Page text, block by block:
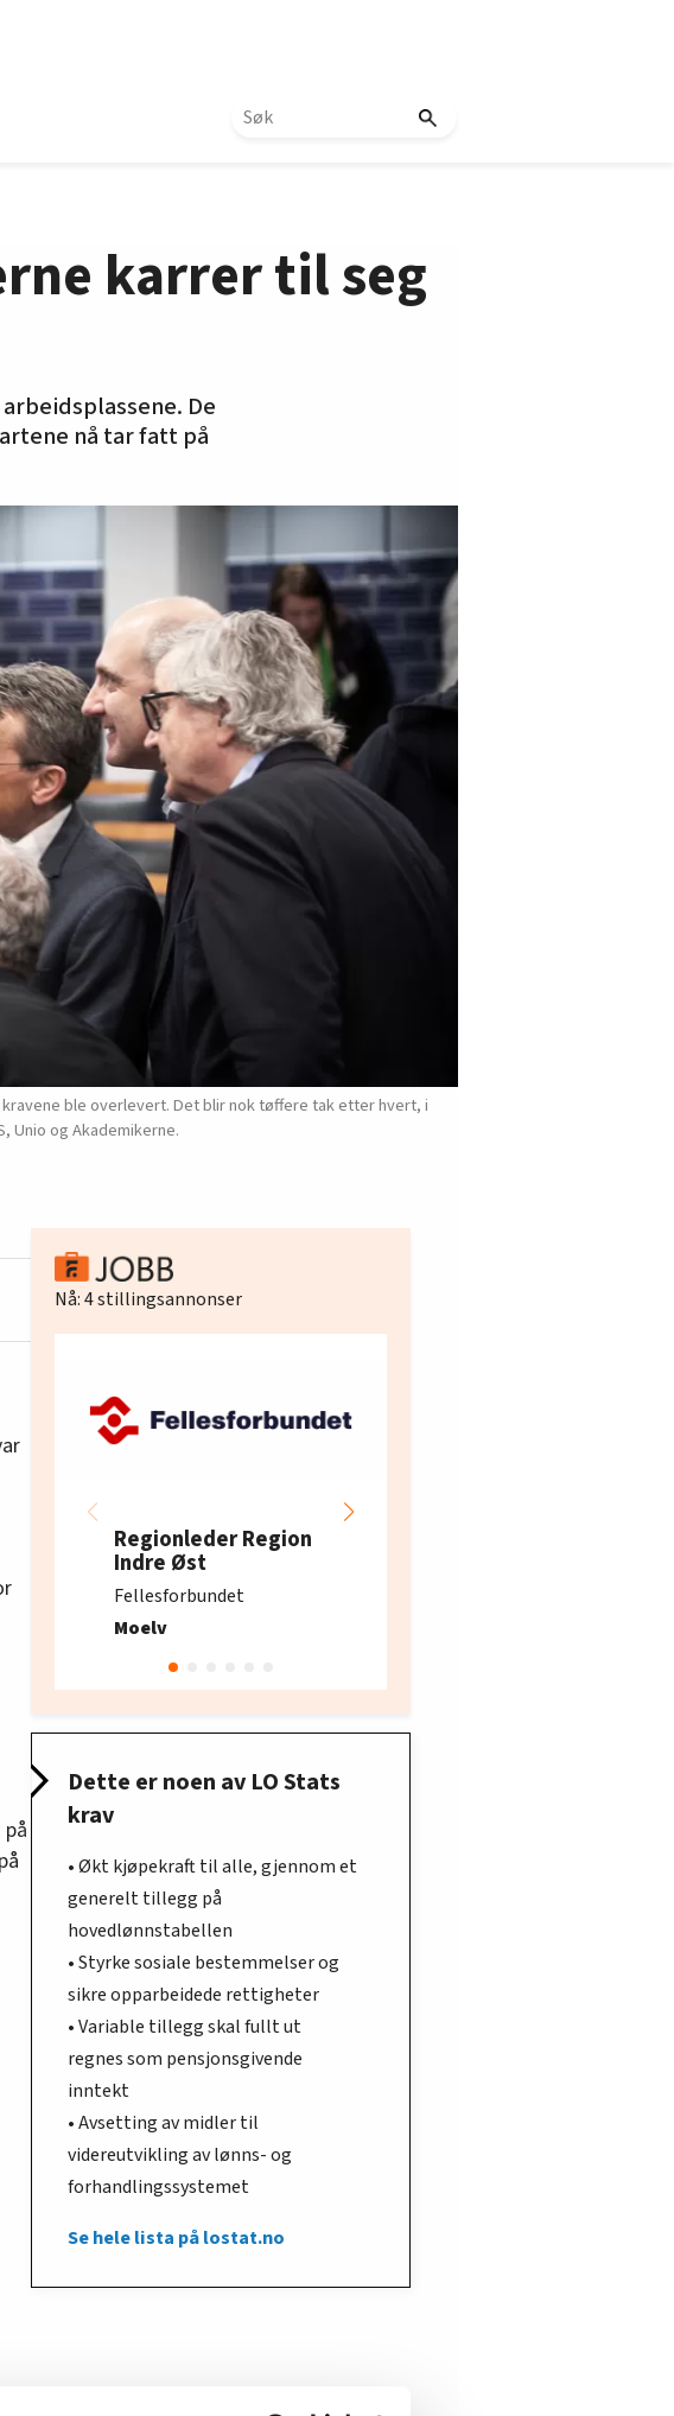
karrer til seg
De
nå tar fatt på
kravene ble overlevert. Det blir nok tøffere tak etter hvert, i
Unio og Akademikerne.
Nå:4stillingsannonser
Regionleder Region
Indre Øst
Fellesforbundet
Moelv
Dette er noen av LO Stats
krav
• Økt kjøpekraft til alle, gjennom et
generelt tillegg på
hovedlønnstabellen
• Styrke sosiale bestemmelser og
sikre opparbeidede rettigheter
• Variable tillegg skal fullt ut
regnes som pensjonsgivende
inntekt
• Avsetting av midler til
videreutvikling av lønns- og
forhandlingssystemet
Se hele lista på lostat.no